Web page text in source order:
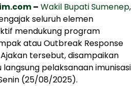
– Wakil Bupati Sumenep,
seluruh elemen
mendukung program
atau Outbreak Response
tersebut, disampaikan
langsung pelaksanaan imunisasi
(25/08/2025).